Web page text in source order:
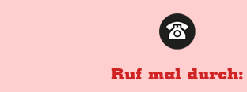
Ruf mal durch: